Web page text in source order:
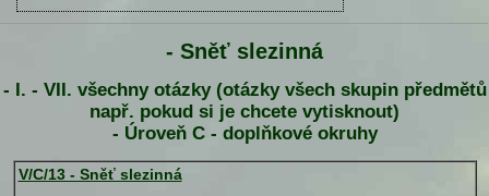
- Sněť slezinná
- I. - VII. všechny otázky (otázky všech skupin předmětů
např. pokud si je chcete vytisknout)
- Úroveň C - doplňkové okruhy
V/C/13 - Sněť slezinná